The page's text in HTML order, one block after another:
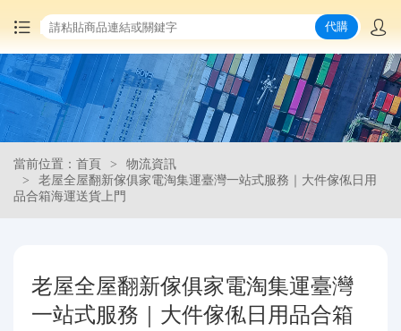
首頁
中國商品代購
集運服務
最新公告
代購
當前位置：首頁
物流資訊
老屋全屋翻新傢俱家電淘集運臺灣一站式服務｜大件傢俬日用
品合箱海運送貨上門
老屋全屋翻新傢俱家電淘集運臺灣
一站式服務｜大件傢俬日用品合箱